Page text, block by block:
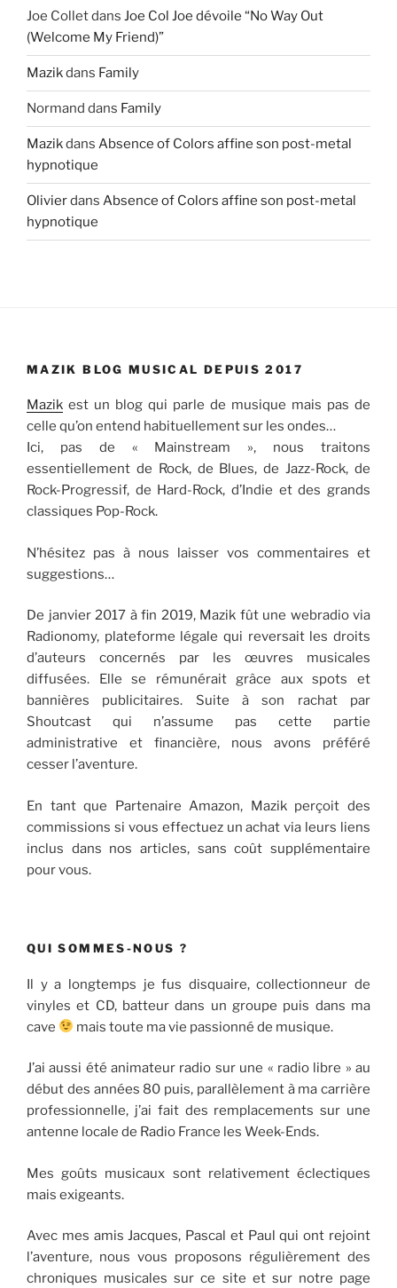
Joe Colletdans Joe Col Joe dévoile “No Way Out
(Welcome My Friend)”
Mazikdans Family
Normand dans Family
Mazikdans Absence of Colors affine son post-metal
hypnotique
Olivierdans Absence of Colors affine son post-metal
hypnotique
MAZIK BLOG MUSICAL DEPUIS 2017
Mazik est un blog qui parle de musique mais pas de
celle qu’on entend habituellement sur les ondes…
Ici, pas de « Mainstream », nous traitons
essentiellement de Rock, de Blues, de Jazz-Rock, de
Rock-Progressif, de Hard-Rock, d’Indie et des grands
classiques Pop-Rock.
N’hésitez pas à nous laisser vos commentaires et
suggestions…
De janvier 2017 à fin 2019, Mazik fût une webradio via
Radionomy, plateforme légale qui reversait les droits
d’auteurs concernés par les œuvres musicales
diffusées. Elle se rémunérait grâce aux spots et
bannières publicitaires. Suite à son rachat par
Shoutcast qui n’assume pas cette partie
administrative et financière, nous avons préféré
cesser l’aventure.
En tant que Partenaire Amazon, Mazik perçoit des
commissions si vous effectuez un achat via leurs liens
inclus dans nos articles, sans coût supplémentaire
pour vous.
QUI SOMMES-NOUS ?
Il y a longtemps je fus disquaire, collectionneur de
vinyles et CD, batteur dans un groupe puis dans ma
cave
mais toute ma vie passionné de musique.
J’ai aussi été animateur radio sur une « radio libre » au
début des années 80 puis, parallèlement à ma carrière
professionnelle, j’ai fait des remplacements sur une
antenne locale de Radio France les Week-Ends.
Mes goûts musicaux sont relativement éclectiques
mais exigeants.
Avec mes amis Jacques, Pascal et Paul qui ont rejoint
l’aventure, nous vous proposons régulièrement des
chroniques musicales sur ce site et sur notre page